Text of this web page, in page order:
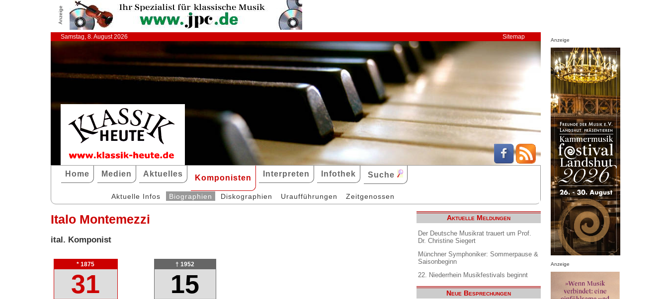
Anzeige
Samstag, 8. August 2026 Sitemap
Home Medien Aktuelles Komponisten Interpreten Infothek Suche
Aktuelle Infos Biographien Diskographien Uraufführungen Zeitgenossen
Italo Montemezzi
ital. Komponist
* 1875
31
† 1952
15
Aktuelle Meldungen
Der Deutsche Musikrat trauert um Prof.
Dr. Christine Siegert
Münchner Symphoniker: Sommerpause &
Saisonbeginn
22. Niederrhein Musikfestivals beginnt
Neue Besprechungen
Anzeige
Anzeige